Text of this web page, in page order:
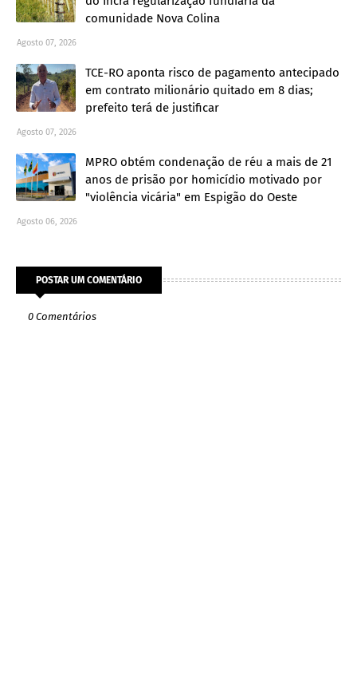
comunidade Nova Colina
Agosto 07, 2026
TCE-RO aponta risco de pagamento antecipado
em contrato milionário quitado em 8 dias;
prefeito terá de justificar
Agosto 07, 2026
MPRO obtém condenação de réu a mais de 21
anos de prisão por homicídio motivado por
"violência vicária" em Espigão do Oeste
Agosto 06, 2026
POSTAR UM COMENTÁRIO
0 Comentários